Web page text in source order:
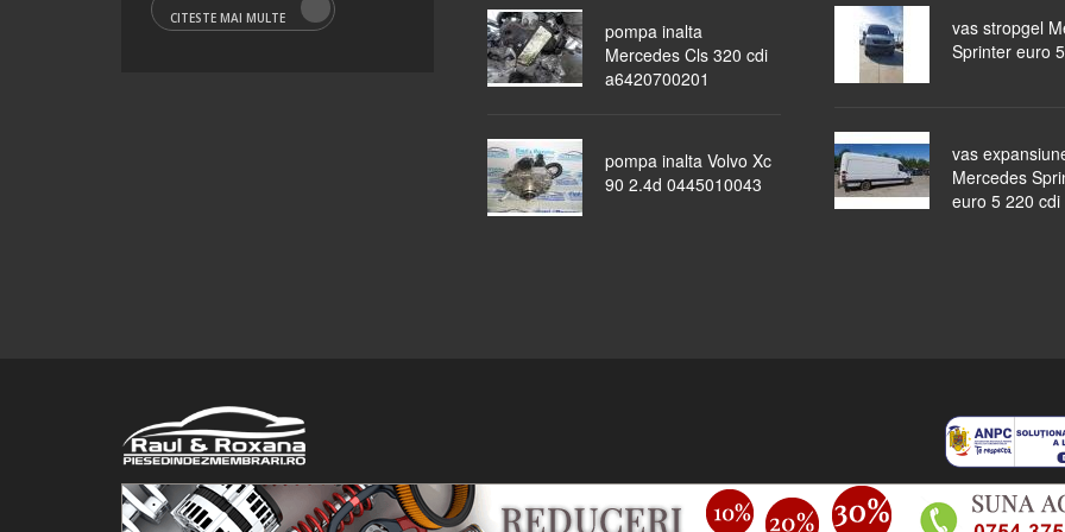
CITESTE MAI MULTE
pompa inalta
Mercedes Cls 320 cdi
a6420700201
pompa inalta Volvo Xc
90 2.4d 0445010043
vas stropgel
Sprinter euro
vas
Mercedes
euro 5 220 cdi
© 2016 Raul&Roxana SRL. Toate drepturile rezervate. piese auto masini dezmembrate ocazii lichidari